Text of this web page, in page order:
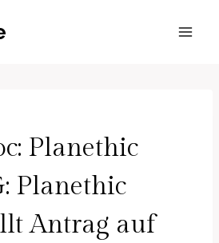
Planethic
Planethic
Antrag auf